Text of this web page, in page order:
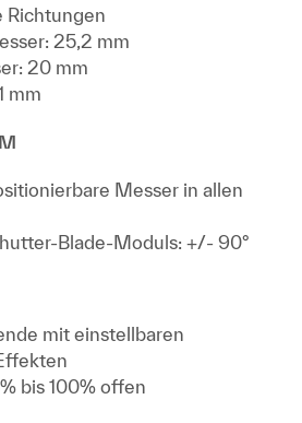
Richtungen
25,2 mm
20 mm
mm
Messer in allen
Blade-Moduls: +/- 90°
mit einstellbaren
bis 100% offen